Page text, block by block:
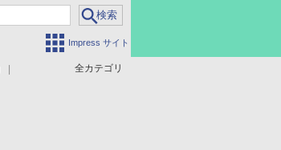
Impress サイト
全カテゴリ